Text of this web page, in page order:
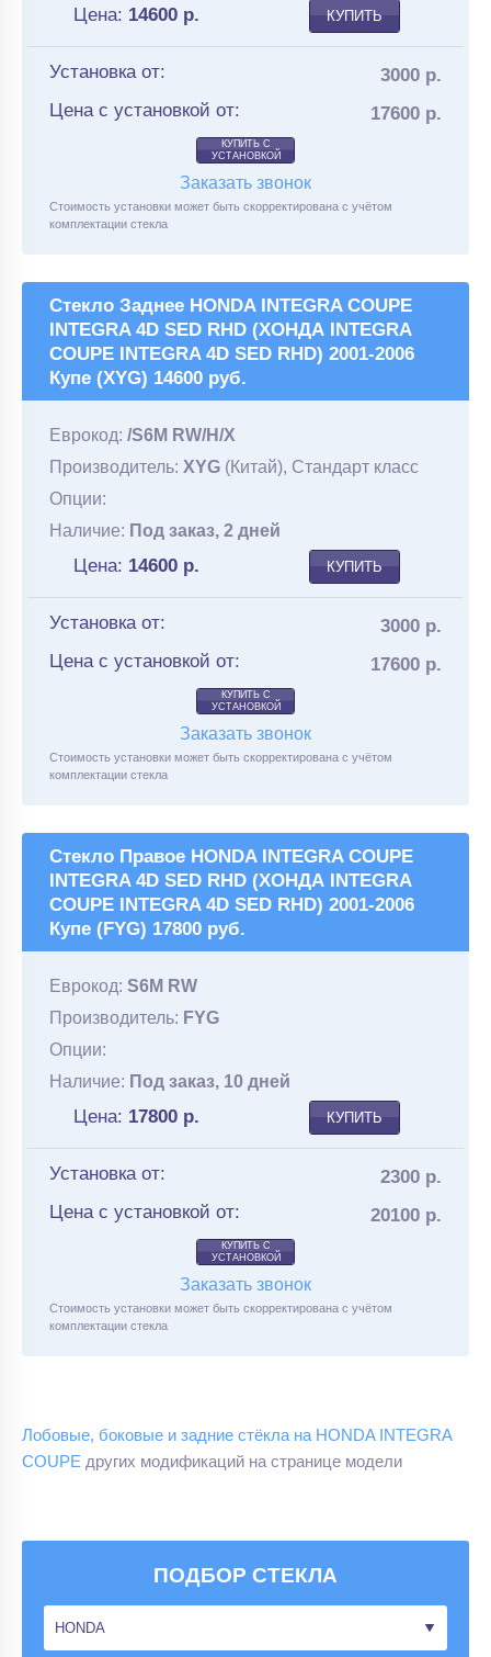
ПОДБОР СТЕКЛА
Цена: 14600 р. КУПИТЬ
Установка от:
3000 р.
Цена с установкой от:
17600 р.
КУПИТЬ С
УСТАНОВКОЙ
Заказать звонок
Стоимость установки может быть скорректирована с учётом
комплектации стекла
Стекло Заднее HONDA INTEGRA COUPE
INTEGRA 4D SED RHD (ХОНДА INTEGRA
COUPE INTEGRA 4D SED RHD) 2001-2006
Купе (XYG) 14600 руб.
Еврокод: /S6M RW/H/X
Производитель: XYG (Китай), Стандарт класс
Опции:
Наличие: Под заказ, 2 дней
Цена: 14600 р. КУПИТЬ
Установка от:
3000 р.
Цена с установкой от:
17600 р.
КУПИТЬ С
УСТАНОВКОЙ
Заказать звонок
Стоимость установки может быть скорректирована с учётом
комплектации стекла
Стекло Правое HONDA INTEGRA COUPE
INTEGRA 4D SED RHD (ХОНДА INTEGRA
COUPE INTEGRA 4D SED RHD) 2001-2006
Купе (FYG) 17800 руб.
Еврокод: S6M RW
Производитель: FYG
Опции:
Наличие: Под заказ, 10 дней
Цена: 17800 р. КУПИТЬ
Установка от:
2300 р.
Цена с установкой от:
20100 р.
КУПИТЬ С
УСТАНОВКОЙ
Заказать звонок
Стоимость установки может быть скорректирована с учётом
комплектации стекла
Лобовые, боковые и задние стёкла на HONDA INTEGRA
COUPE других модификаций на странице модели